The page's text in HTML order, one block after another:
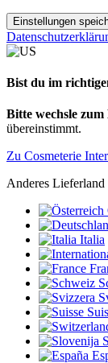
Einstellungen
Bist du im
Bitte wechsle
übereinstimmt.
Zu Cosmeterie
Anderes Lieferland
Italia